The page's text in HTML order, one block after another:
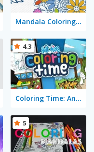
Mandala Coloring Book
Coloring Time: Animals
4.3
5